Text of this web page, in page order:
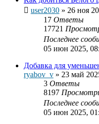
user2030 » 26 ноя
17 Ответы
17721
Последнее
05 июн 2025,
Добавка для
ryabov_v » 23 май
3 Ответы
8197
Последнее
05 июн 2025,